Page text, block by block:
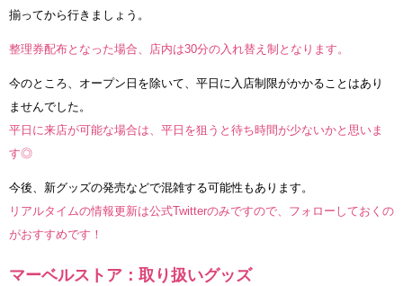
揃ってから行きましょう。
整理券配布となった場合、店内は30分の入れ替え制となります。
今のところ、オープン日を除いて、平日に入店制限がかかることはあり
ませんでした。
平日に来店が可能な場合は、平日を狙うと待ち時間が少ないかと思いま
す◎
今後、新グッズの発売などで混雑する可能性もあります。
リアルタイムの情報更新は公式Twitterのみですので、フォローしておくの
がおすすめです！
マーベルストア：取り扱いグッズ